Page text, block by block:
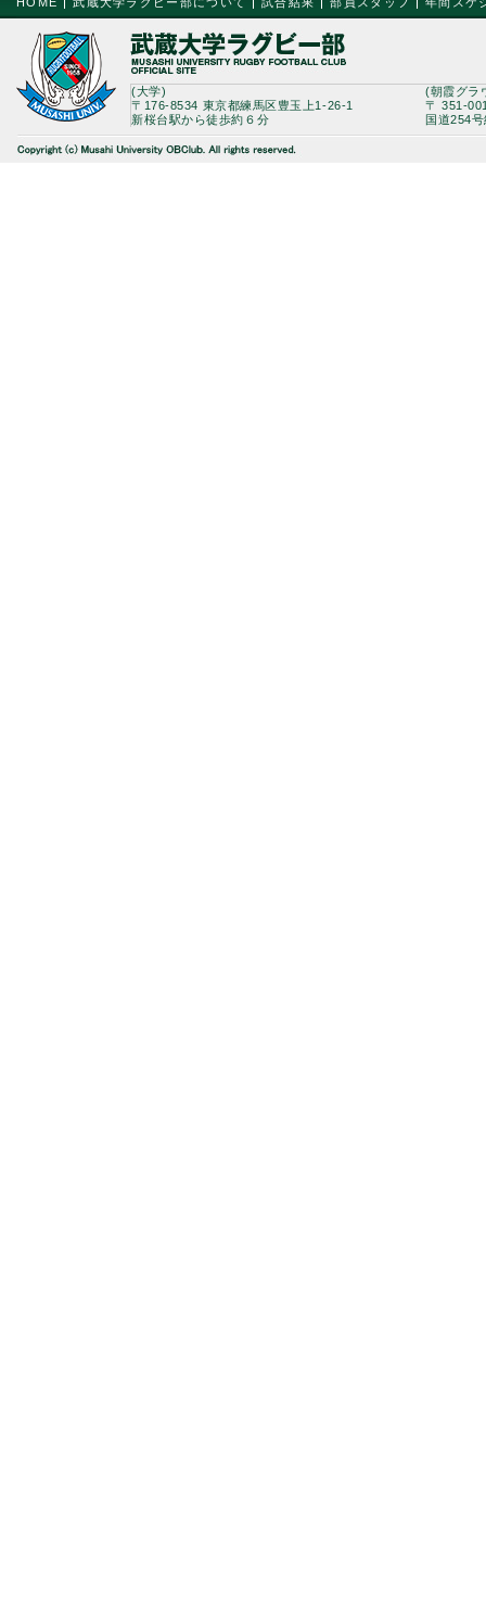
(大学)
〒176-8534 東京都練馬区豊玉上1-26-1
新桜台駅から徒歩約６分
(朝霞グラ
〒 351-
国道254